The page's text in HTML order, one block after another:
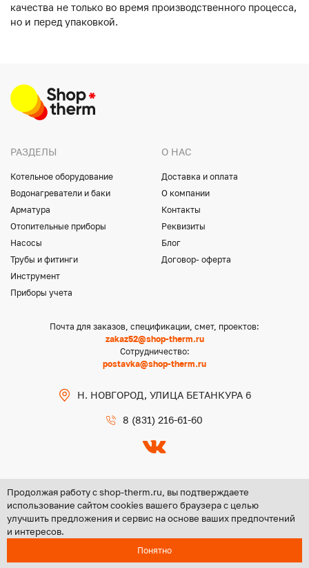
качества не только во время производственного процесса,
но и перед упаковкой.
РАЗДЕЛЫ
Котельное оборудование
Водонагреватели и баки
Арматура
Отопительные приборы
Насосы
Трубы и фитинги
Инструмент
Приборы учета
О НАС
Доставка и оплата
О компании
Контакты
Реквизиты
Блог
Договор- оферта
Почта для заказов, спецификации, смет, проектов:
zakaz52@shop-therm.ru
Сотрудничество:
postavka@shop-therm.ru
Н. НОВГОРОД, УЛИЦА БЕТАНКУРА 6
8 (831) 216-61-60
Copyright @ 2026 ООО «ЦЕНТР ГРУПП НН»
Политика конфиденциальности
Продолжая работу с shop-therm.ru, вы подтверждаете
использование сайтом cookies вашего браузера с целью
улучшить предложения и сервис на основе ваших предпочтений
и интересов.
Понятно